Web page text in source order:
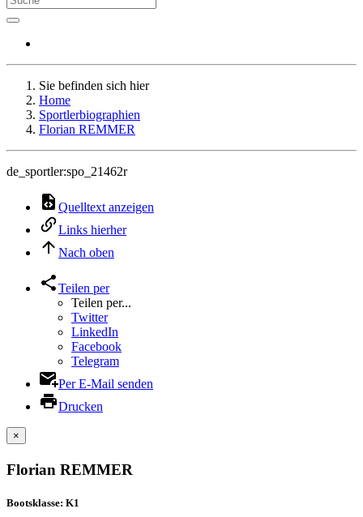
Sie befinden sich hier
Home
Sportlerbiographien
Florian REMMER
de_sportler:spo_21462r
Quelltext anzeigen
Links hierher
Nach oben
Teilen per
Teilen per...
Twitter
LinkedIn
Facebook
Telegram
Per E-Mail senden
Drucken
×
Florian REMMER
Bootsklasse: K1